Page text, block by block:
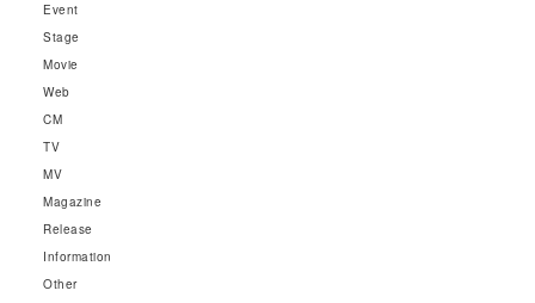
Event
Stage
Movie
Web
CM
TV
MV
Magazine
Release
Information
Other